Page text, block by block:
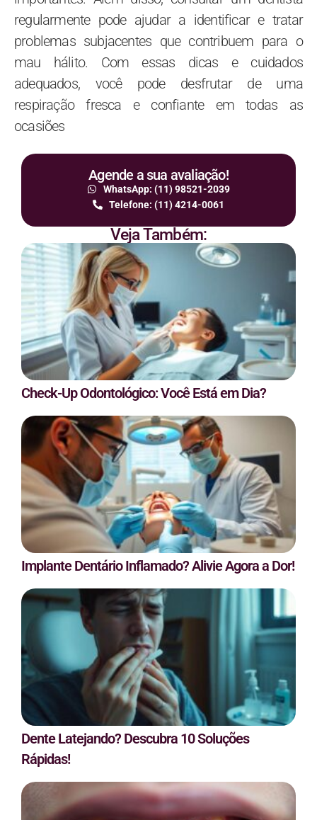
regularmente pode ajudar a identificar e tratar
problemas subjacentes que contribuem para o
mau hálito. Com essas dicas e cuidados
adequados, você pode desfrutar de uma
respiração fresca e confiante em todas as
ocasiões
Agende a sua avaliação!
WhatsApp: (11) 98521-2039
Telefone: (11) 4214-0061
Veja Também:
Check-Up Odontológico: Você Está em Dia?
Implante Dentário Inflamado? Alivie Agora a Dor!
Dente Latejando? Descubra 10 Soluções
Rápidas!